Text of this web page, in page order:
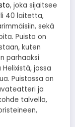
, joka sijaitsee
40 laitetta,
sekä
Puisto on
kuten
parhaaksi
jossa
Puistossa on
ja
talvella,